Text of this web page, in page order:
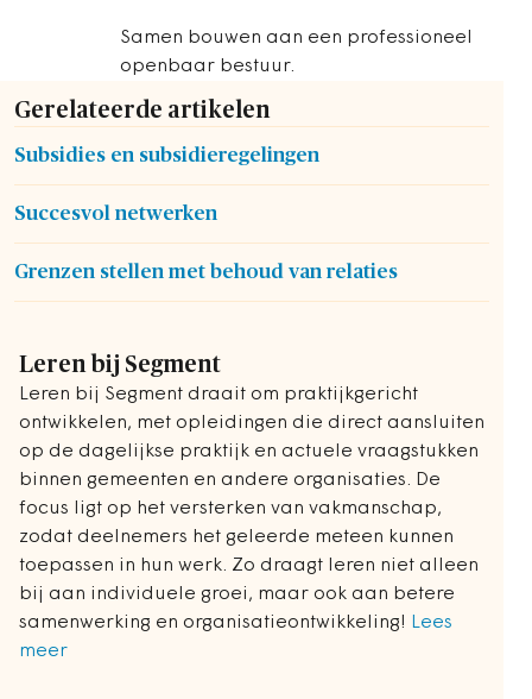
Samen bouwen aan een professioneel
openbaar bestuur.
Gerelateerde artikelen
Subsidies en subsidieregelingen
Succesvol netwerken
Grenzen stellen met behoud van relaties
Leren bij Segment
Leren bij Segment draait om praktijkgericht
ontwikkelen, met opleidingen die direct aansluiten
op de dagelijkse praktijk en actuele vraagstukken
binnen gemeenten en andere organisaties. De
focus ligt op het versterken van vakmanschap,
zodat deelnemers het geleerde meteen kunnen
toepassen in hun werk. Zo draagt leren niet alleen
bij aan individuele groei, maar ook aan betere
samenwerking en organisatieontwikkeling! Lees
meer